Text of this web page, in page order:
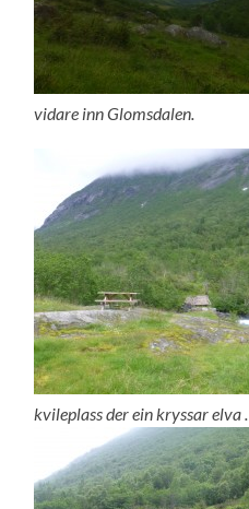
vidare inn Glomsdalen.
kvileplass der ein kryssar elva .